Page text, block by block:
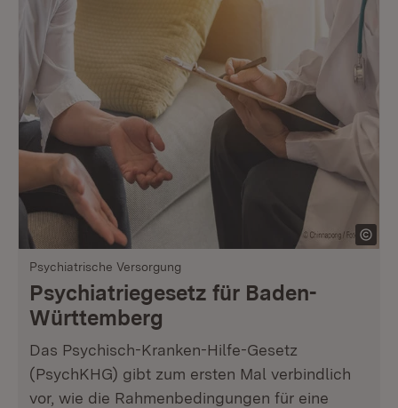
Psychiatrische Versorgung
Psychiatriegesetz für Baden-
Württemberg
Das Psychisch-Kranken-Hilfe-Gesetz
(PsychKHG) gibt zum ersten Mal verbindlich
vor, wie die Rahmenbedingungen für eine